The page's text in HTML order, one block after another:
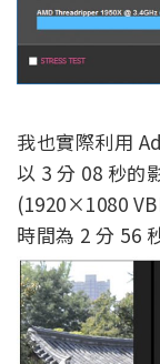
我也實際利用
以 3 分 08 秒的
(1920×1080
時間為 2 分 56